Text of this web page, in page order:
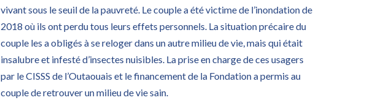
vivant sous le seuil de la pauvreté. Le couple a été victime de l’inondation de
2018 où ils ont perdu tous leurs effets personnels. La situation précaire du
couple les a obligés à se reloger dans un autre milieu de vie, mais qui était
insalubre et infesté d’insectes nuisibles. La prise en charge de ces usagers
par le CISSS de l’Outaouais et le financement de la Fondation a permis au
couple de retrouver un milieu de vie sain.